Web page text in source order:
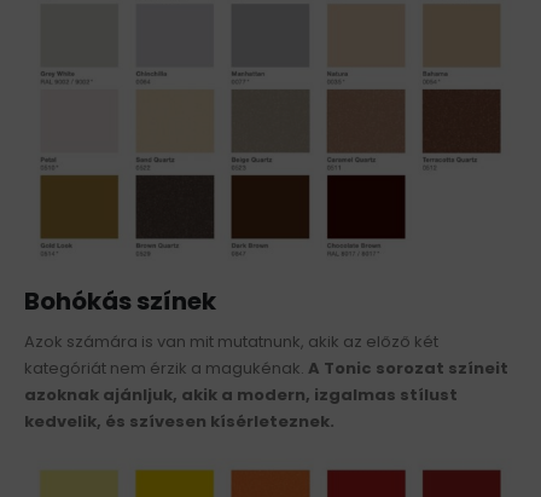
Bohókás színek
Azok számára is van mit mutatnunk, akik az előző két
kategóriát nem érzik a magukénak. A Tonic sorozat színeit
azoknak ajánljuk, akik a modern, izgalmas stílust
kedvelik, és szívesen kísérleteznek.